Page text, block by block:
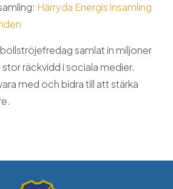
Härryda Energis insamling
samlat in miljoner
räckvidd i sociala medier.
med och bidra till att stärka